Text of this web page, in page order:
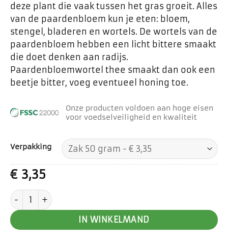
deze plant die vaak tussen het gras groeit. Alles
van de paardenbloem kun je eten: bloem,
stengel, bladeren en wortels. De wortels van de
paardenbloem hebben een licht bittere smaakt
die doet denken aan radijs.
Paardenbloemwortel thee smaakt dan ook een
beetje bitter, voeg eventueel honing toe.
Onze producten voldoen aan hoge eisen
voor voedselveiligheid en kwaliteit
Verpakking
€3,35
Paardenbloem wortel aantal
IN WINKELMAND